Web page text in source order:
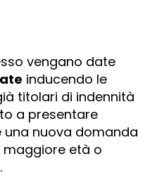
vengano date
inducendo le
titolari di indennità
a presentare
nuova domanda
età o